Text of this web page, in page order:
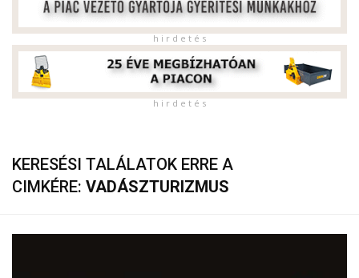
h i r d e t é s
h i r d e t é s
KERESÉSI TALÁLATOK ERRE A
CIMKÉRE: VADÁSZTURIZMUS